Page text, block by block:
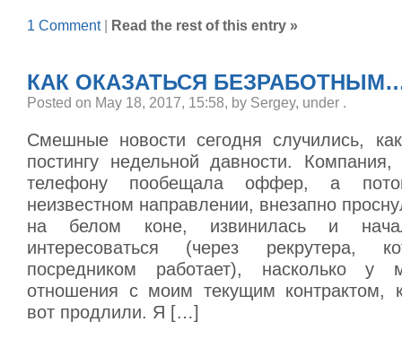
1 Comment| Read the rest of this entry »
КАК ОКАЗАТЬСЯ
Posted on May 18, 2017, 15:58, by Sergey, under .
Смешные новости сегодня случились,
постингу недельной давности.
телефону пообещала оффер, а
неизвестном направлении, внезапно
на белом коне, извинилась и
интересоваться (через рекрутера,
посредником работает), насколько у
отношения с моим текущим контрактом,
вот продлили. Я […]